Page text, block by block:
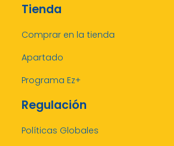
Tienda
Comprar en la tienda
Apartado
Programa Ez+
Regulación
Políticas Globales